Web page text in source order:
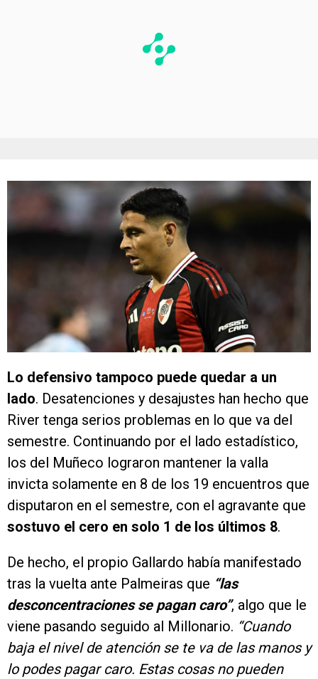
Lo defensivo tampoco puede quedar a un
lado. Desatenciones y desajustes han hecho que
River tenga serios problemas en lo que va del
semestre. Continuando por el lado estadístico,
los del Muñeco lograron mantener la valla
invicta solamente en 8 de los 19 encuentros que
disputaron en el semestre, con el agravante que
sostuvo el cero en solo 1 de los últimos 8.
De hecho, el propio Gallardo había manifestado
tras la vuelta ante Palmeiras que “las
desconcentraciones se pagan caro”, algo que le
viene pasando seguido al Millonario. “Cuando
baja el nivel de atención se te va de las manos y
lo podes pagar caro. Estas cosas no pueden